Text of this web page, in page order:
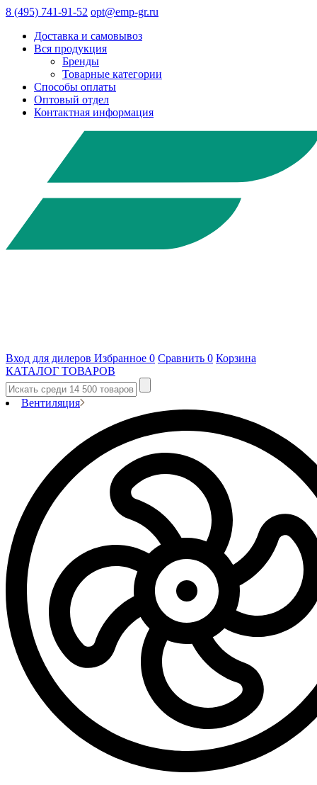
8 (495) 741-91-52 opt@emp-gr.ru
Доставка и самовывоз
Вся продукция
Бренды
Товарные категории
Способы оплаты
Оптовый отдел
Контактная информация
Вход для дилеров Избранное 0 Сравнить 0 Корзина
КАТАЛОГ ТОВАРОВ
Вентиляция